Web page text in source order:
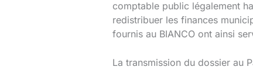
comptable public légalement
redistribuer les finances
fournis au BIANCO ont ainsi
La transmission du dossier au